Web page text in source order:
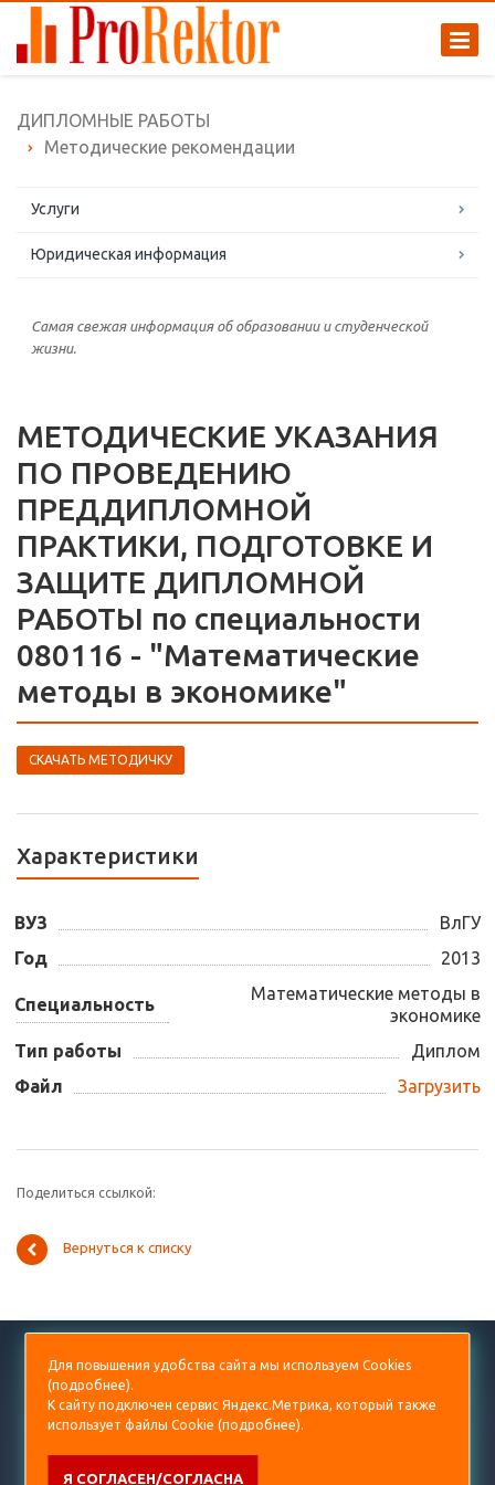
ДИПЛОМНЫЕ РАБОТЫ
Методические рекомендации
Услуги
Юридическая информация
Самая свежая информация об образовании и студенческой
жизни.
МЕТОДИЧЕСКИЕ УКАЗАНИЯ
ПО ПРОВЕДЕНИЮ
ПРЕДДИПЛОМНОЙ
ПРАКТИКИ, ПОДГОТОВКЕ И
ЗАЩИТЕ ДИПЛОМНОЙ
РАБОТЫ по специальности
080116 - "Математические
методы в экономике"
СКАЧАТЬ МЕТОДИЧКУ
Характеристики
ВУЗ
ВлГУ
Год
2013
Специальность
Математические методы в
экономике
Тип работы
Диплом
Файл
Загрузить
Поделиться ссылкой:
Вернуться к списку
+7 (499) 938-53-60
Для повышения удобства сайта мы используем Cookies
(подробнее).
К сайту подключен сервис Яндекс.Метрика, который также
использует файлы Cookie (подробнее).
Я СОГЛАСЕН/СОГЛАСНА